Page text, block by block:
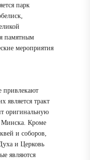
парк
памятным
мероприятия
привлекают
является тракт
оригинальную
Минска. Кроме
и соборов,
и Церковь
являются